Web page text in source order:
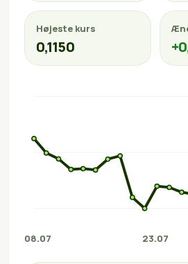
Højeste kurs
0,1150
08.07 23.07